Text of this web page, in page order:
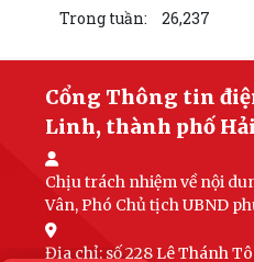
Trong tuần:
26,237
Cổng Thông tin
Linh, thành phố
Chịu trách nhiệm về nội
Vân, Phó Chủ tịch UBND
Địa chỉ: số 228 Lê Thánh